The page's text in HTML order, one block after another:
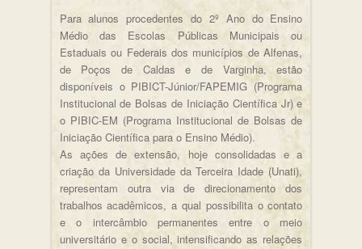
Para alunos procedentes do 2º Ano do Ensino
Médio das Escolas Públicas Municipais ou
Estaduais ou Federais dos municípios de Alfenas,
de Poços de Caldas e de Varginha, estão
disponíveis o PIBICT-Júnior/FAPEMIG (Programa
Institucional de Bolsas de Iniciação Científica Jr) e
o PIBIC-EM (Programa Institucional de Bolsas de
Iniciação Científica para o Ensino Médio).
As ações de extensão, hoje consolidadas e a
criação da Universidade da Terceira Idade (Unati),
representam outra via de direcionamento dos
trabalhos acadêmicos, a qual possibilita o contato
e o intercâmbio permanentes entre o meio
universitário e o social, intensificando as relações